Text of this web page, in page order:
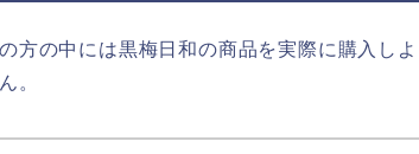
方の中には黒梅日和の商品を実際に購入し
。